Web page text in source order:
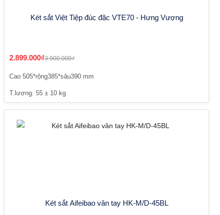
Két sắt Việt Tiệp đúc đặc VTE70 - Hưng Vượng
2.899.000₫3.900.000₫
Cao 505*rộng385*sâu390 mm
T.lượng: 55 ± 10 kg
Két sắt Aifeibao vân tay HK-M/D-45BL